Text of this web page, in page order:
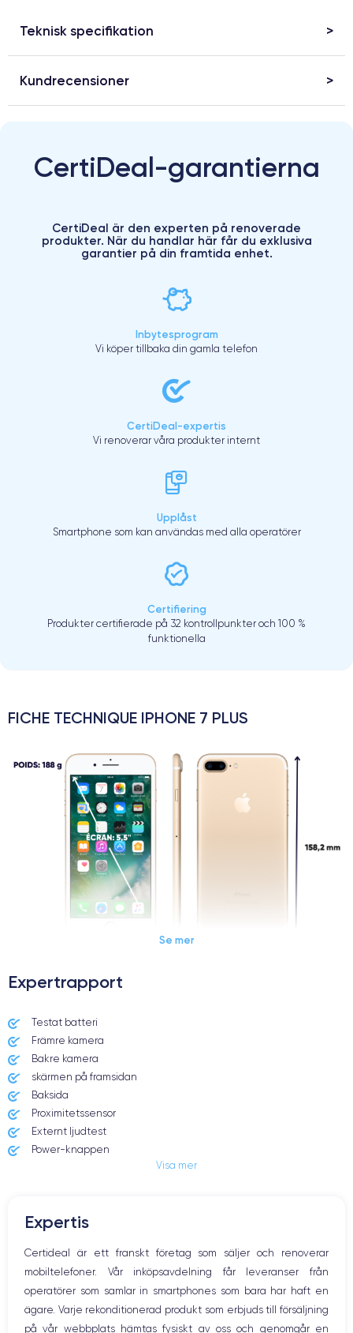
Teknisk specifikation
Kundrecensioner
CertiDeal-garantierna
CertiDeal är den experten på renoverade
produkter. När du handlar här får du exklusiva
garantier på din framtida enhet.
Inbytesprogram
Vi köper tillbaka din gamla telefon
CertiDeal-expertis
Vi renoverar våra produkter internt
Upplåst
Smartphone som kan användas med alla operatörer
Certifiering
Produkter certifierade på 32 kontrollpunkter och 100 %
funktionella
FICHE TECHNIQUE IPHONE 7 PLUS
Date de sortie
07/09/2016
Dimensions
IPS LCD 5.5 pouces
Apple A10 Fusion 4
Nom GPU
PowerVR GT7600 GPU
Fréq. processeur
2.23 GHz
Se mer
Expertrapport
Testat batteri
Främre kamera
Bakre kamera
skärmen på framsidan
Baksida
Proximitetssensor
Externt ljudtest
Power-knappen
Högtalare
Hem-knappen
Bluetooth
WiFi
Nätverk
Visa mer
Expertis
Certideal är ett franskt företag som säljer och renoverar
mobiltelefoner. Vår inköpsavdelning får leveranser från
operatörer som samlar in smartphones som bara har haft en
ägare. Varje rekonditionerad produkt som erbjuds till försäljning
på vår webbplats hämtas fysiskt av oss och genomgår en